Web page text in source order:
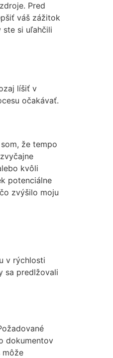
Pred
váš zážitok
ste si uľahčili
líšiť v
očakávať.
že tempo
kvôli
potenciálne
zvýšilo moju
v rýchlosti
sa predlžovali
dokumentov
môže